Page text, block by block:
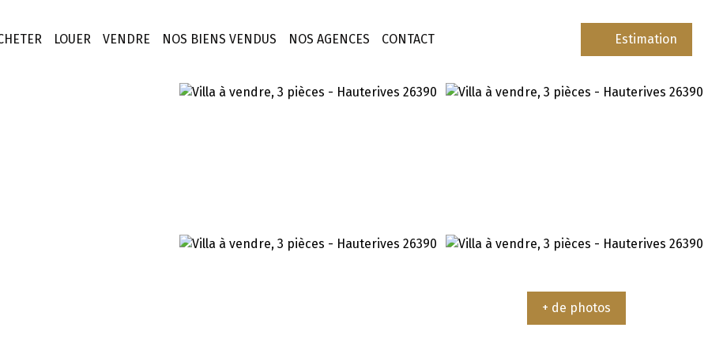
LOUER VENDRE NOS BIENS VENDUS NOS AGENCES CONTACT Estimation
+ de photos